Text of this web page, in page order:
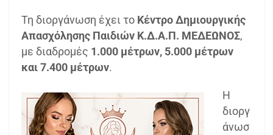
Τη διοργάνωση έχει το Κέντρο Δημιουργικής
Απασχόλησης Παιδιών Κ.Δ.Α.Π. ΜΕΔΕΩΝΟΣ,
με διαδρομές 1.000 μέτρων, 5.000 μέτρων
και 7.400 μέτρων.
Η
διοργ
άνωσ